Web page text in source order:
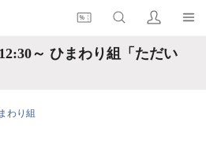
～ ひまわり組「ただい
わり組